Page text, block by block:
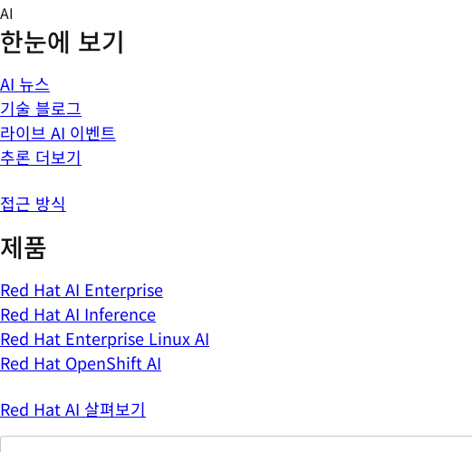
Skip
to
content
AI
한눈에 보기
AI 뉴스
기술 블로그
라이브 AI 이벤트
추론 더보기
접근 방식
제품
Red Hat AI Enterprise
Red Hat AI Inference
Red Hat Enterprise Linux AI
Red Hat OpenShift AI
Red Hat AI 살펴보기